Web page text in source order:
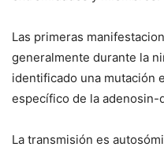
Las primeras
generalmente durante la
identificado una mutación
específico de la adenosin-
La transmisión es